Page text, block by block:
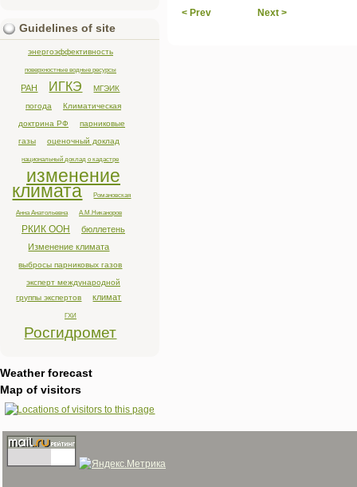
< Prev Next >
Guidelines of site
энергоэффективность
поверхностные водные ресурсы
РАН ИГКЭ
МГЭИК
погода
Климатическая
доктрина РФ
парниковые
газы
оценочный доклад
национальный доклад о кадастре
изменение
климата Романовская
Анна Анатольевна А.М.Никаноров
РКИК ООН
бюллетень
Изменение климата
выбросы парниковых газов
эксперт международной
группы экспертов
климат
ГХИ
Росгидромет
Weather forecast
Map of visitors